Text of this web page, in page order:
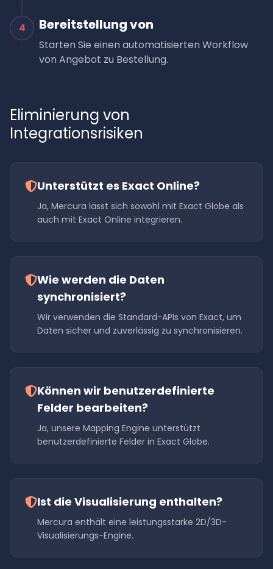
4 Bereitstellung von
Starten Sie einen automatisierten Workflow
von Angebot zu Bestellung.
Eliminierung von
Integrationsrisiken
Unterstützt es Exact Online?
Ja, Mercura lässt sich sowohl mit Exact Globe als
auch mit Exact Online integrieren.
Wie werden die Daten
synchronisiert?
Wir verwenden die Standard-APIs von Exact, um
Daten sicher und zuverlässig zu synchronisieren.
Können wir benutzerdefinierte
Felder bearbeiten?
Ja, unsere Mapping Engine unterstützt
benutzerdefinierte Felder in Exact Globe.
Ist die Visualisierung enthalten?
Mercura enthält eine leistungsstarke 2D/3D-
Visualisierungs-Engine.